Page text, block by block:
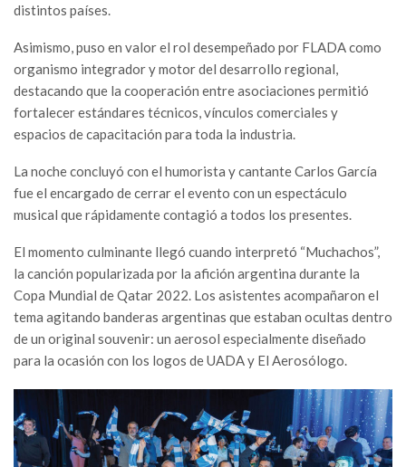
distintos países.
Asimismo, puso en valor el rol desempeñado por FLADA como
organismo integrador y motor del desarrollo regional,
destacando que la cooperación entre asociaciones permitió
fortalecer estándares técnicos, vínculos comerciales y
espacios de capacitación para toda la industria.
La noche concluyó con el humorista y cantante Carlos García
fue el encargado de cerrar el evento con un espectáculo
musical que rápidamente contagió a todos los presentes.
El momento culminante llegó cuando interpretó “Muchachos”,
la canción popularizada por la afición argentina durante la
Copa Mundial de Qatar 2022. Los asistentes acompañaron el
tema agitando banderas argentinas que estaban ocultas dentro
de un original souvenir: un aerosol especialmente diseñado
para la ocasión con los logos de UADA y El Aerosólogo.